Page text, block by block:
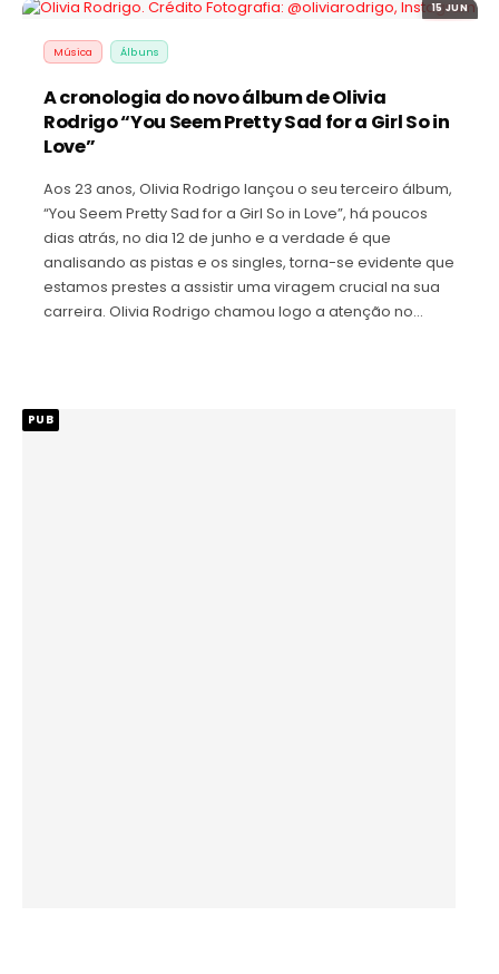
15 JUN
Música Álbuns
A cronologia do novo álbum de Olivia
Rodrigo “You Seem Pretty Sad for a Girl So in
Love”
Aos 23 anos, Olivia Rodrigo lançou o seu terceiro álbum,
“You Seem Pretty Sad for a Girl So in Love”, há poucos
dias atrás, no dia 12 de junho e a verdade é que
analisando as pistas e os singles, torna-se evidente que
estamos prestes a assistir uma viragem crucial na sua
carreira. Olivia Rodrigo chamou logo a atenção no…
PUB